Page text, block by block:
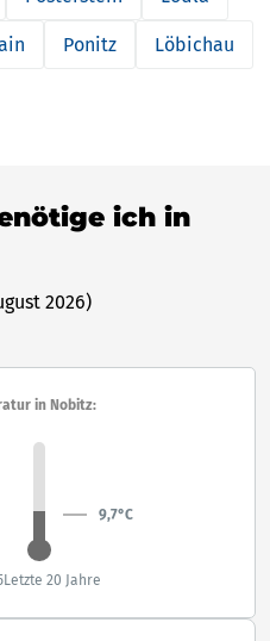
Ponitz Löbichau
ich in
2026)
in Nobitz:
9,7°C
Letzte 20 Jahre